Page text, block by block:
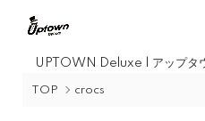
UPTOWN Deluxe | アップタ
TOP crocs